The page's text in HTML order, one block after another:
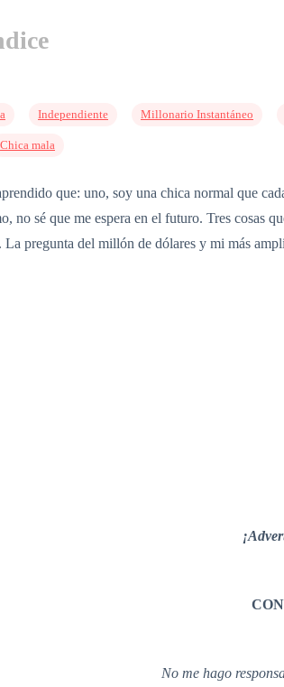
Independiente Millonario Instantáneo
Chica mala
que: uno, soy una chica normal que
no sé que me espera en el futuro. Tres cosas
La pregunta del millón de dólares y mi más
No me hago